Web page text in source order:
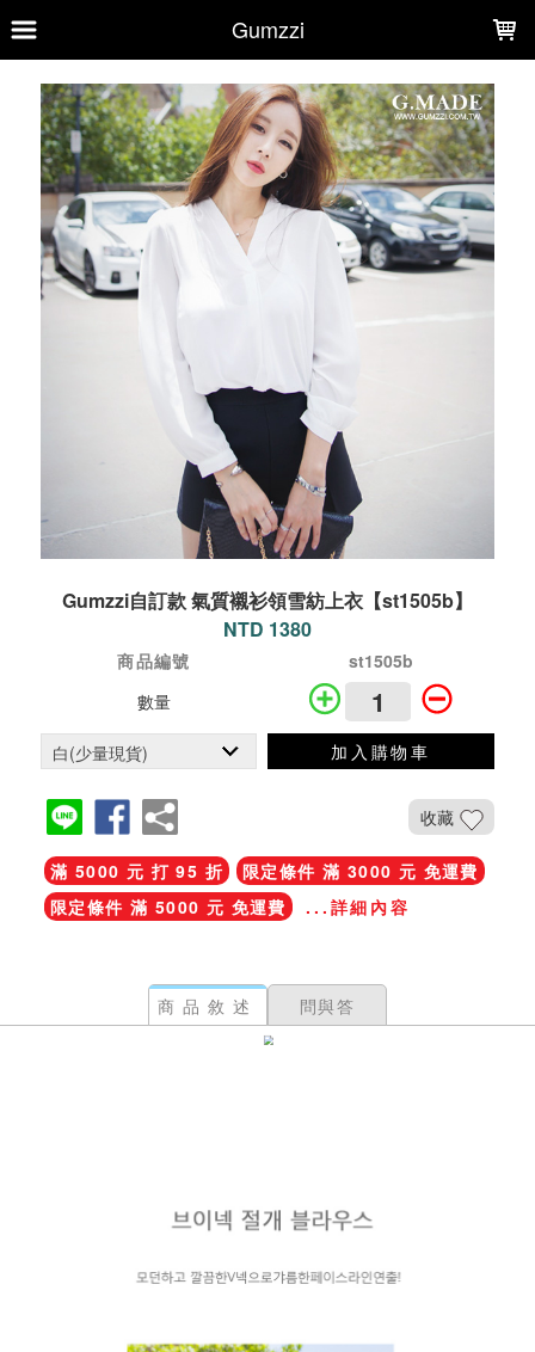
Gumzzi
Gumzzi自訂款 氣質襯衫領雪紡上衣【st1505b】
NTD 1380
商品編號
st1505b
數量
加入購物車
收藏
滿 5000 元 打 95 折
限定條件 滿 3000 元 免運費
限定條件 滿 5000 元 免運費
...詳細內容
商品敘述 問與答